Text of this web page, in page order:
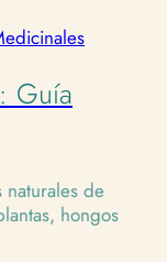
Guía
naturales de
hongos